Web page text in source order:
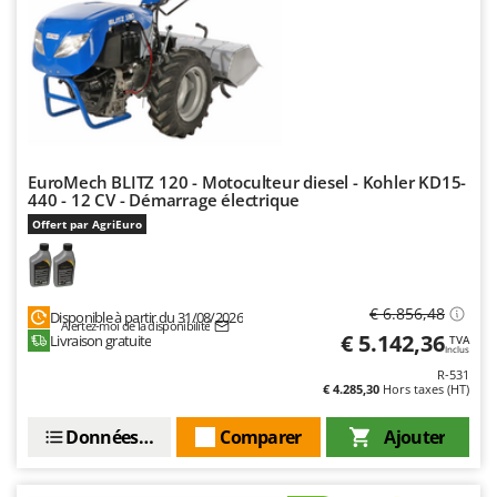
Master
Mastercook
Masterpro
McCulloch
Michelin
Mille
Minox
Mockmill
More than chef
MOSA
MTD
EuroMech BLITZ 120 - Motoculteur diesel - Kohler KD15-
440 - 12 CV - Démarrage électrique
Offert par AgriEuro
Disponible à partir du 31/08/2026
Alertez-moi de la disponibilité
Livraison gratuite
€ 6.856,48
€ 5.142,36 TVA
Inclus
R-531
€ 4.285,30 Hors taxes (HT)
Ajouter
Comparer
Données techniques